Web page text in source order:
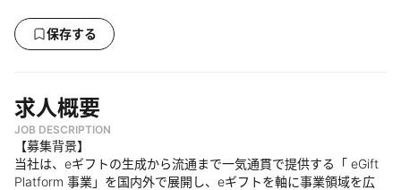
保存する
求人概要
JOB DESCRIPTION
【募集背景】
当社は、eギフトの生成から流通まで一気通貫で提供する「 eGift
Platform 事業」を国内外で展開し、eギフトを軸に事業領域を広